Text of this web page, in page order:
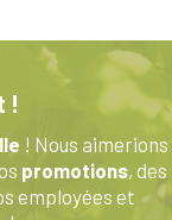
!
! Nous aimerions
promotions, des
employées et